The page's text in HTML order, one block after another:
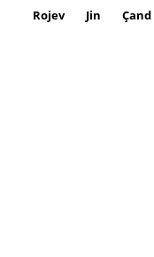
Rojev Jin